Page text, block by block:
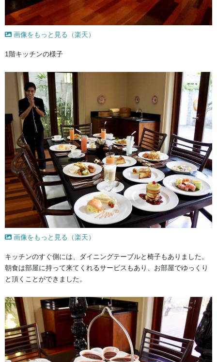
画像をもっと見る（楽天）
1階キッチンの様子
画像をもっと見る（楽天）
キッチンのすぐ側には、ダイニングテーブルと椅子もありました。
朝食は部屋に持って来てくれるサービスもあり、お部屋でゆっくり
と頂くことができました。